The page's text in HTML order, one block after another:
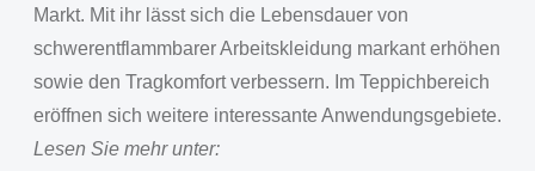
Markt. Mit ihr lässt sich die Lebensdauer von
schwerentflammbarer Arbeitskleidung markant erhöhen
sowie den Tragkomfort verbessern. Im Teppichbereich
eröffnen sich weitere interessante Anwendungsgebiete.
Lesen Sie mehr unter: